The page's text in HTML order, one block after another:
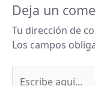
Deja un
Tu dirección de
Los campos